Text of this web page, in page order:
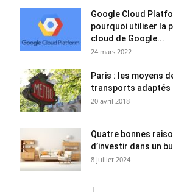
Google Cloud
pourquoi utiliser la
cloud de Google...
24 mars 2022
Paris : les moyens
transports adaptés
20 avril 2018
Quatre bonnes
d’investir dans un
8 juillet 2024